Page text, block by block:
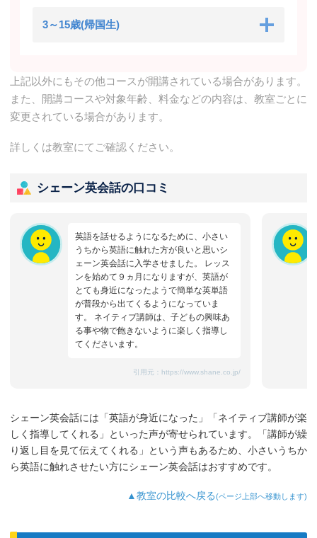
3～15歳(帰国生)
上記以外にもその他コースが開講されている場合があります。
また、開講コースや対象年齢、料金などの内容は、教室ごとに
変更されている場合があります。
詳しくは教室にてご確認ください。
シェーン英会話の口コミ
英語を話せるようになるために、小さい
うちから英語に触れた方が良いと思いシ
ェーン英会話に入学させました。 レッス
ンを始めて９ヵ月になりますが、英語が
とても身近になったようで簡単な英単語
が普段から出てくるようになっていま
す。 ネイティブ講師は、子どもの興味あ
る事や物で飽きないように楽しく指導し
てくださいます。
引用元： https://www.shane.co.jp/
シェーン英会話には「英語が身近になった」「ネイティブ講師が楽
しく指導してくれる」といった声が寄せられています。「講師が繰
り返し目を見て伝えてくれる」という声もあるため、小さいうちか
ら英語に触れさせたい方にシェーン英会話はおすすめです。
▲教室の比較へ戻る(ページ上部へ移動します)